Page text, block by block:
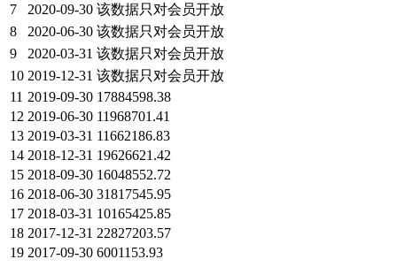
7
2020-09-30 该数据只对会员开放
8
2020-06-30 该数据只对会员开放
9
2020-03-31 该数据只对会员开放
10 2019-12-31 该数据只对会员开放
11 2019-09-30 17884598.38
12 2019-06-30 11968701.41
13 2019-03-31 11662186.83
14 2018-12-31 19626621.42
15 2018-09-30 16048552.72
16 2018-06-30 31817545.95
17 2018-03-31 10165425.85
18 2017-12-31 22827203.57
19 2017-09-30 6001153.93